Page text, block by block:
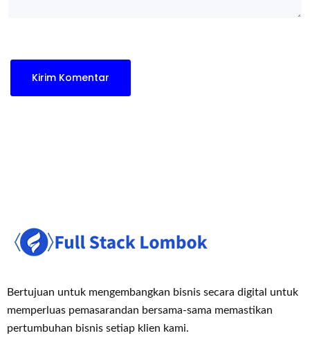
Bertujuan untuk mengembangkan bisnis secara digital untuk
memperluas pemasarandan bersama-sama memastikan
pertumbuhan bisnis setiap klien kami.